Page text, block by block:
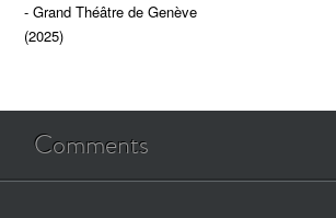
- Grand Théâtre de Genève
(2025)
Comments